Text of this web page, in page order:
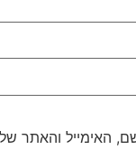
האימייל והאתר